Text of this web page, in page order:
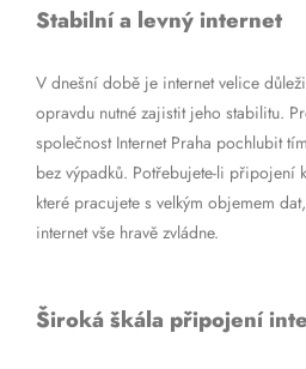
Stabilní a levný internet
V dnešní době je internet velice
opravdu nutné zajistit jeho stabilitu.
společnost Internet Praha pochlubit
bez výpadků. Potřebujete-li připojení
které pracujete s velkým objemem
internet vše hravě zvládne.
Široká škála připojení